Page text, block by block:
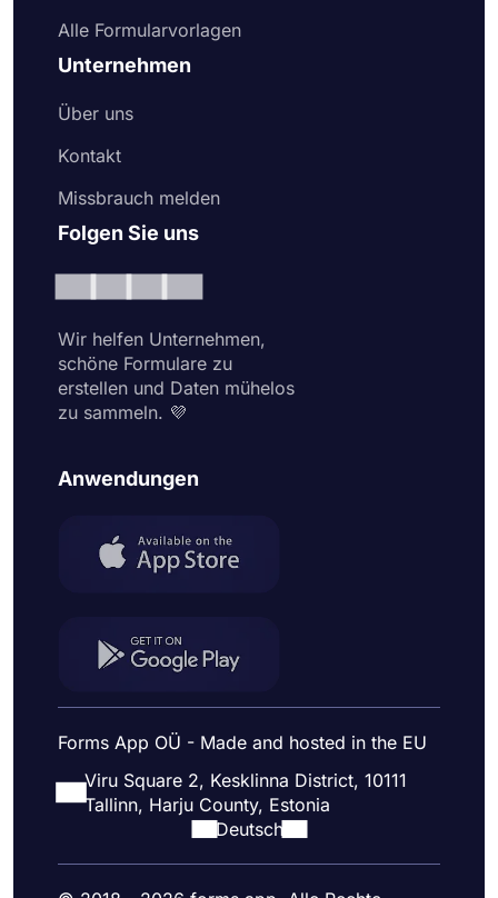
Alle Formularvorlagen
Unternehmen
Über uns
Kontakt
Missbrauch melden
Folgen Sie uns
Wir helfen Unternehmen,
schöne Formulare zu
erstellen und Daten mühelos
zu sammeln. 💜
Anwendungen
Forms App OÜ - Made and hosted in the EU
Viru Square 2, Kesklinna District, 10111
Tallinn, Harju County, Estonia
Deutsch